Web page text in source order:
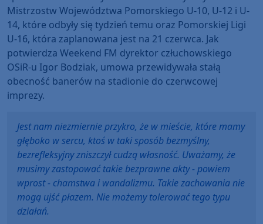
Mistrzostw Województwa Pomorskiego U-10, U-12 i U-
14, które odbyły się tydzień temu oraz Pomorskiej Ligi
U-16, która zaplanowana jest na 21 czerwca. Jak
potwierdza Weekend FM dyrektor człuchowskiego
OSiR-u Igor Bodziak, umowa przewidywała stałą
obecność banerów na stadionie do czerwcowej
imprezy.
Jest nam niezmiernie przykro, że w mieście, które mamy
głęboko w sercu, ktoś w taki sposób bezmyślny,
bezrefleksyjny zniszczył cudzą własność. Uważamy, że
musimy zastopować takie bezprawne akty - powiem
wprost - chamstwa i wandalizmu. Takie zachowania nie
mogą ujść płazem. Nie możemy tolerować tego typu
działań.